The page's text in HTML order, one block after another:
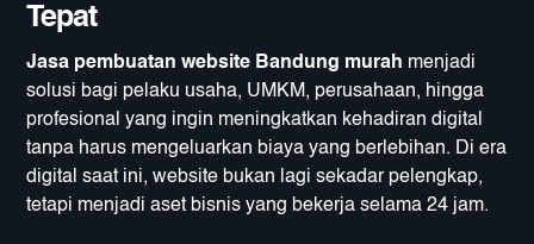
Tepat
Jasa pembuatan website Bandung murah menjadi
solusi bagi pelaku usaha, UMKM, perusahaan, hingga
profesional yang ingin meningkatkan kehadiran digital
tanpa harus mengeluarkan biaya yang berlebihan. Di era
digital saat ini, website bukan lagi sekadar pelengkap,
tetapi menjadi aset bisnis yang bekerja selama 24 jam.